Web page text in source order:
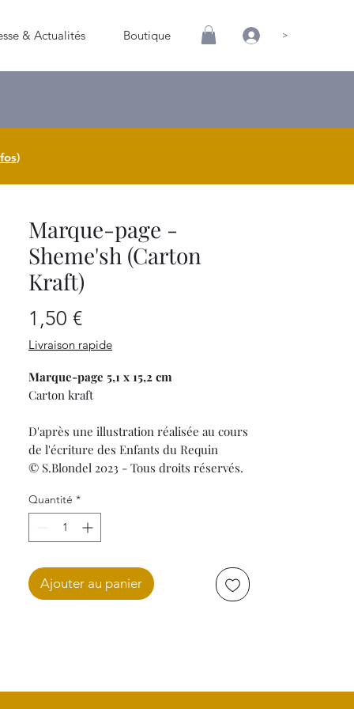
& Actualités Boutique >
Marque-page -
Sheme'sh (Carton
Kraft)
1,50 €Prix
Livraison rapide
Marque-page 5,1 x 15,2 cm
Carton kraft
D'après une illustration réalisée au cours
de l'écriture des Enfants du Requin
© S.Blondel 2023 - Tous droits réservés.
Quantité *
Ajouter au panier